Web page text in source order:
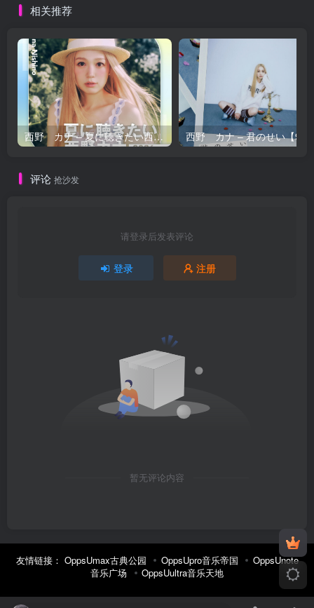
相关推荐
西野 カナ – 夏に聴きたい西野カナ2026【44.1kHz／16bit】日本区
评论 抢沙发
请登录后发表评论
登录 注册
暂无评论内容
友情链接： OppsUmax古典公园 OppsUpro音乐帝国
OppsUnote
音乐广场
OppsUultra音乐天地